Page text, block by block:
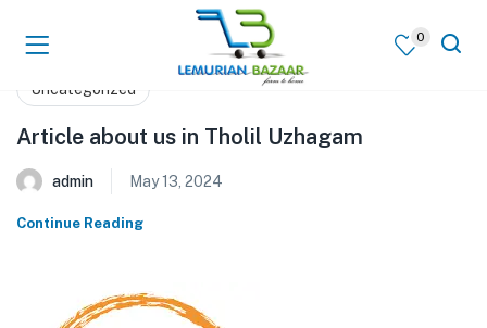
0
Uncategorized
Article about us in Tholil Uzhagam
admin May 13, 2024
Continue Reading